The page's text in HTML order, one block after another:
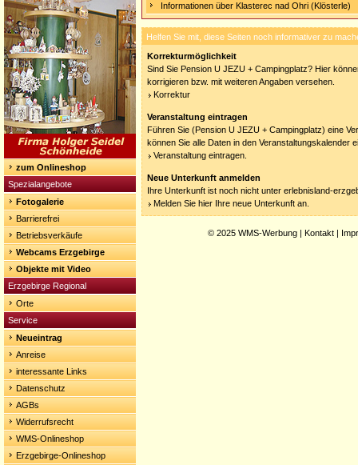
zum Onlineshop
Spezialangebote
Fotogalerie
Barrierefrei
Betriebsverkäufe
Webcams Erzgebirge
Objekte mit Video
Erzgebirge Regional
Orte
Service
Neueintrag
Anreise
interessante Links
Datenschutz
AGBs
Widerrufsrecht
WMS-Onlineshop
Erzgebirge-Onlineshop
Informationen über Klasterec nad Ohri (Klösterle)
Helfen Sie mit, diese Seiten noch informativer zu
Korrekturmöglichkeit
Sind Sie Pension U JEZU + Campingplatz? Hier
korrigieren bzw. mit weiteren Angaben versehen.
Korrektur
Veranstaltung eintragen
Führen Sie (Pension U JEZU + Campingplatz) eine
können Sie alle Daten in den Veranstaltungskalender
Veranstaltung eintragen.
Neue Unterkunft anmelden
Ihre Unterkunft ist noch nicht unter erlebnisland-
Melden Sie hier Ihre neue Unterkunft an.
© 2025 WMS-Werbung | Kontakt |